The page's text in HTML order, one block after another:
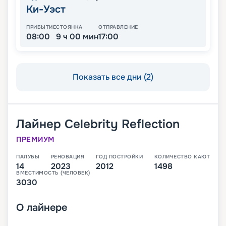
Ки-Уэст
ПРИБЫТИЕ
08:00
СТОЯНКА
9 ч 00 мин
ОТПРАВЛЕНИЕ
17:00
Показать все дни (2)
Лайнер Celebrity Reflection
ПРЕМИУМ
ПАЛУБЫ
14
РЕНОВАЦИЯ
2023
ГОД ПОСТРОЙКИ
2012
КОЛИЧЕСТВО КАЮТ
1498
ВМЕСТИМОСТЬ (ЧЕЛОВЕК)
3030
О лайнере